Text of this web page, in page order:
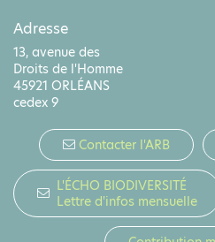
Adresse
13, avenue des
Droits de l'Homme
45921 ORLÉANS
cedex 9
Contacter l'ARB
L'ÉCHO BIODIVERSITÉ
Lettre d'infos mensuelle